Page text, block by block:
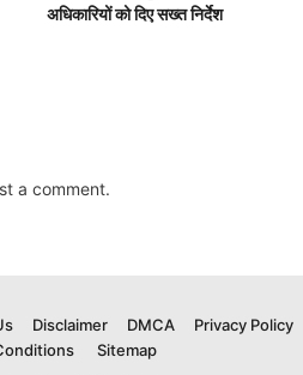
अधिकारियों को दिए सख्त निर्देश
a comment.
Disclaimer DMCA
Privacy Policy
Sitemap